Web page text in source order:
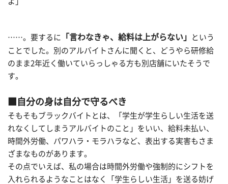
……。要するに 「言わなきゃ、給料は上がらない」
という
ことでした。別のアルバイトさんに聞くと、どうやら研修給
のまま2年近く働いていらっしゃる方も別店舗にいたそうで
す。
■自分の身は自分で守るべき
そもそもブラックバイトとは、「学生が学生らしい生活を送
れなくしてしまうアルバイトのこと」をいい、給料未払い、
時間外労働、パワハラ・モラハラなど、表出する実害もさま
ざまなものがあります。
その点でいえば、私の場合は時間外労働や強制的にシフトを
入れられるようなことはなく「学生らしい生活」を送る妨げ